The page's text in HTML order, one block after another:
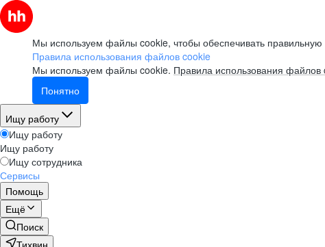
Мы используем файлы cookie, чтобы обеспечивать правильную
Правила использования файлов cookie
Мы используем файлы cookie. Правила использования файлов
Понятно
Ищу работу
Ищу работу
Ищу работу
Ищу сотрудника
Сервисы
Помощь
Ещё
Поиск
Тихвин